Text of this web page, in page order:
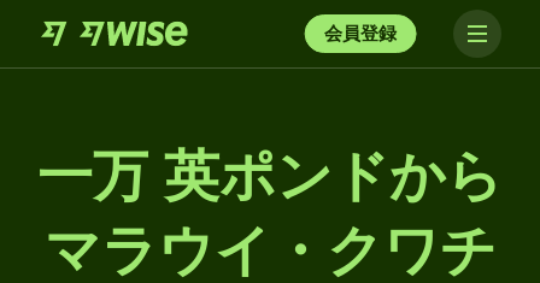
会員登録
一万 英ポンドから
マラウイ・クワチ